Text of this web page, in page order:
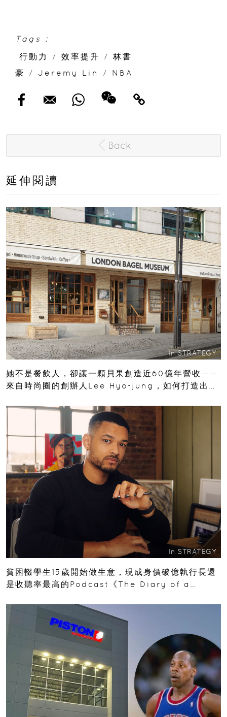
Tags :
行動力
/ 效率提升 /
林書
豪
/ Jeremy Lin / NBA
Back
延伸閱讀
In STRATEGY
她不是餐飲人，卻讓一顆貝果創造近60億年營收——
來自時尚圈的創辦人Lee Hyo-jung，如何打造出韓
In STRATEGY
貧困輟學生15歲開始做生意，現成身價破億執行長還
是收聽率最高的Podcast《The Diary of a